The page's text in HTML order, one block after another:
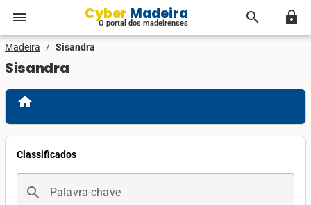
menu Cyber Madeira
O portal dos madeirenses search lock
Madeira / Sisandra
Sisandra
home
Classificados
search Palavra-chave